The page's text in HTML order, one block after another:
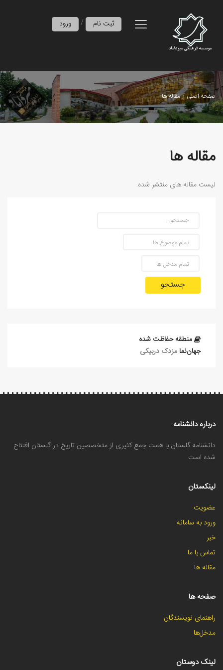
ورود / ثبت نام
صفحه اصلی مقاله ها
مقاله ها
لیست مقاله های منتشر شده
جستجو
منطقه حفاظت شده
جهان‌نما مزدک دربیکی
درباره دانشنامه
دانشنامه گلستان با همت جمع کثیری از متخصصین تاریخ در گلستان افتتاح
شده است
لینکستان
عضویت
ورود به سامانه
خبر
تماس با ما
مقاله ها
صفحه ها
راهنمای نویسندگان
مدخل‌ها
لینک دوستان